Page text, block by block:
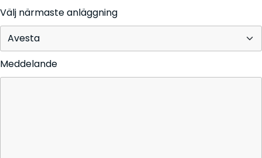
Välj närmaste anläggning
Meddelande